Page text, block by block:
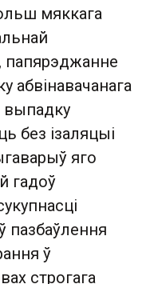
мяккага
папярэджанне
абвінавачанага
без ізаляцыі
яго
гадоў
пазбаўлення
ў
строгага